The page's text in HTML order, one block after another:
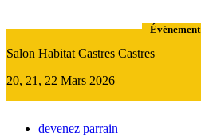
Événement
Salon Habitat Castres Castres
20, 21, 22 Mars 2026
devenez parrain